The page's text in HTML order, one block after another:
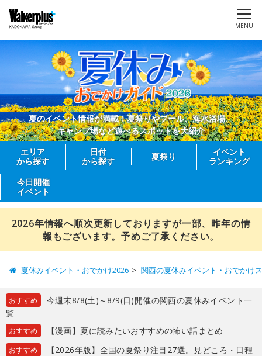
MENU
夏のイベント情報が満載！夏祭りやプール、海水浴場、
キャンプ場など遊べるスポットを大紹介
エリア
から探す
日付
から探す
夏祭り
イベント
ランキング
今日開催
イベント
2026年情報へ順次更新しておりますが一部、昨年の情
報もございます。予めご了承ください。
夏休みイベント・おでかけ2026 関西の夏休みイベント・おでかけ
おすすめ
今週末8/8(土)～8/9(日)開催の関西の夏休みイベント一
覧
おすすめ 【漫画】夏に読みたいおすすめの怖い話まとめ
おすすめ
【2026年版】全国の夏祭り注目27選。見どころ・日程